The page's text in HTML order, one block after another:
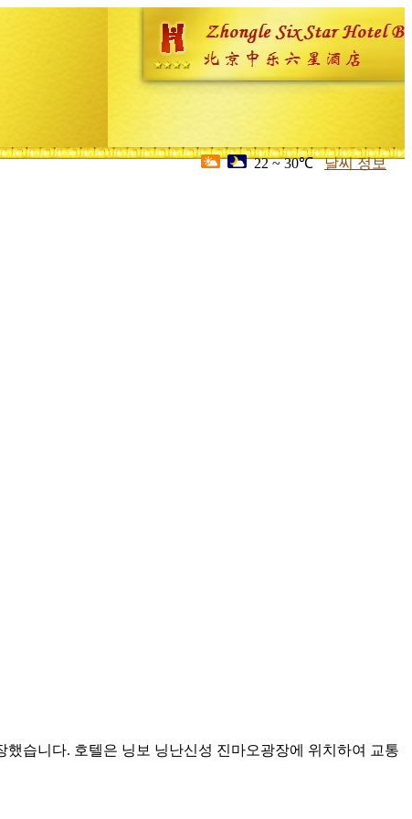
22 ~ 30℃ 날씨 정보
장했습니다. 호텔은 닝보 닝난신성 진마오광장에 위치하여 교통